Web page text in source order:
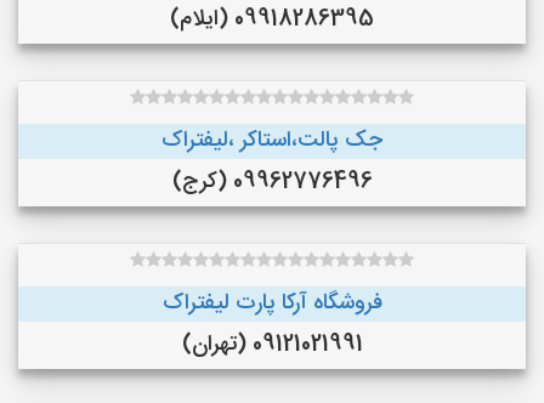
09918286395 (ایلام)
جک پالت،استاکر ،لیفتراک
09962776496 (کرج)
فروشگاه آرکا پارت لیفتراک
09121021991 (تهران)